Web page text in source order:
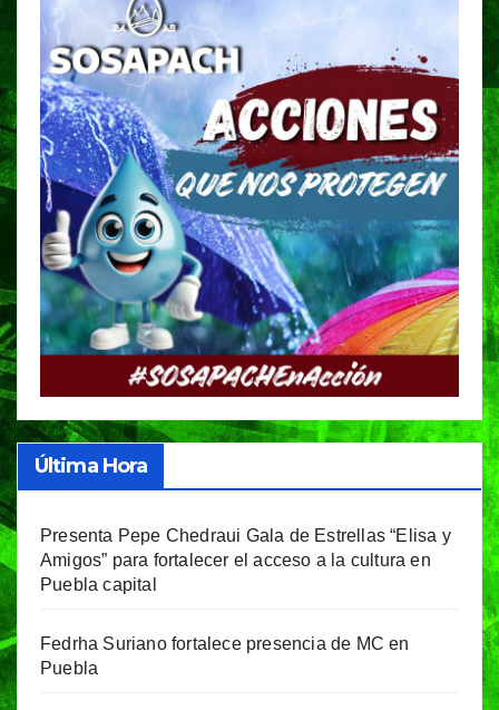
Última Hora
Presenta Pepe Chedraui Gala de Estrellas “Elisa y
Amigos” para fortalecer el acceso a la cultura en
Puebla capital
Fedrha Suriano fortalece presencia de MC en
Puebla